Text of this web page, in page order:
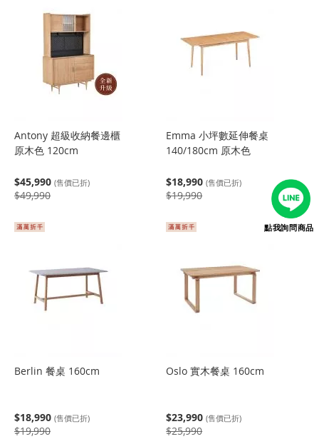
Antony 超級收納餐邊櫃
原木色 120cm
$45,990 (售價已折)
$49,990
Emma 小坪數延伸餐桌
140/180cm 原木色
$18,990 (售價已折)
$19,990
Berlin 餐桌 160cm
$18,990 (售價已折)
$19,990
Oslo 實木餐桌 160cm
$23,990 (售價已折)
$25,990
點我詢問商品